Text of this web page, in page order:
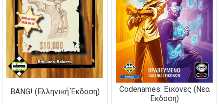
BANG! (Ελληνική Έκδοση)
Codenames: Εικονες (Νεα
Εκδοση)